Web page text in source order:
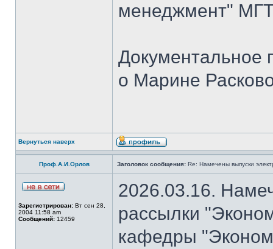
менеджмент"
Документальное
о Марине
Вернуться наверх
Проф.А.И.Орлов Заголовок сообщения: Re: Намечены выпуски
Зарегистрирован: Вт сен 28,
2004 11:58 am
Сообщений: 12459
2026.03.16.
рассылки
кафедры